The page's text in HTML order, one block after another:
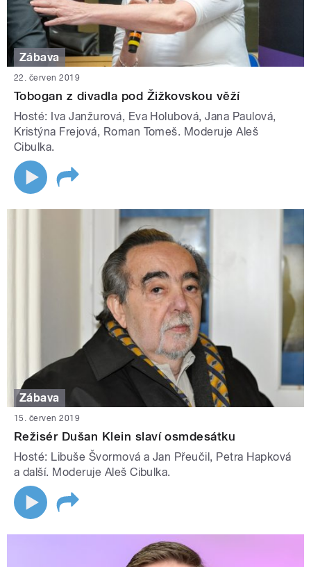
Zábava
22. červen 2019
Tobogan z divadla pod Žižkovskou věží
Hosté: Iva Janžurová, Eva Holubová, Jana Paulová,
Kristýna Frejová, Roman Tomeš. Moderuje Aleš
Cibulka.
Zábava
15. červen 2019
Režisér Dušan Klein slaví osmdesátku
Hosté: Libuše Švormová a Jan Přeučil, Petra Hapková
a další. Moderuje Aleš Cibulka.